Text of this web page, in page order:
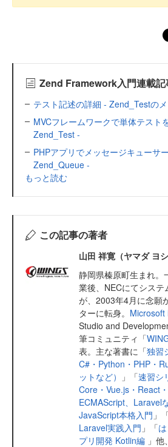
Zend Framework入門連載記
テスト記述の詳細 - Zend_Testの
MVCフレームワークで単体テスト
Zend_Test -
PHPアプリでメッセージキューサ
Zend_Queue -
もっと読む
この記事の著者
山田 祥寛（ヤマダ ヨシ
静岡県榛原町生まれ。
業後、NECにてシステ
が、2003年4月に念願
ターに転身。 Microsoft
Studio and
筆コミュニティ「
表。主な著書に「独習
C#・Python・PHP・
ットなど）
」「速習シ
Core・Vue.js・React
ECMAScript、Laravel
JavaScript本格入門 」
Laravel実践入門 」「
プリ開発 Kotlin編 」他、